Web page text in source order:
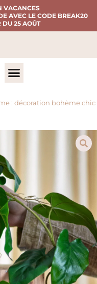
VACANCES
AVEC LE CODE BREAK20
DU 25 AOÛT
: décoration bohème